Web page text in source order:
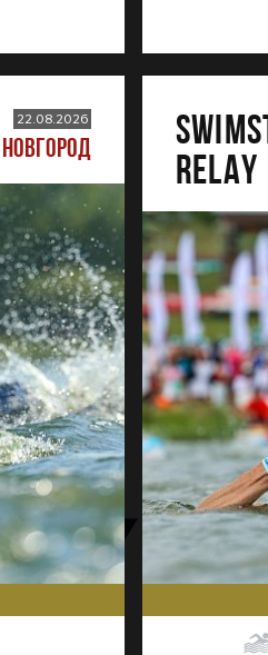
22.08.2026
RELAY